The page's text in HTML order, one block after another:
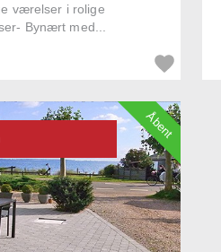
værelser i rolige
Bynært med...
Åbent